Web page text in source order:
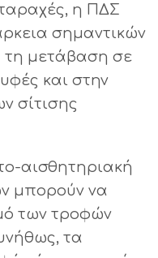
η ΠΔΣ
σημαντικών
τη μετάβαση σε
και στην
σίτισης
αισθητηριακή
μπορούν να
των τροφών
τα